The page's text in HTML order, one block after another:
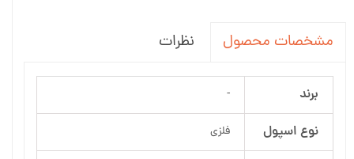
مشخصات محصول نظرات
برند -
نوع اسپول فلزی